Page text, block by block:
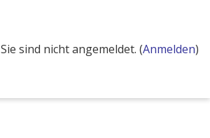
SUCHEINGABE UMSCHALTEN
Sie sind nicht angemeldet. (Anmelden)